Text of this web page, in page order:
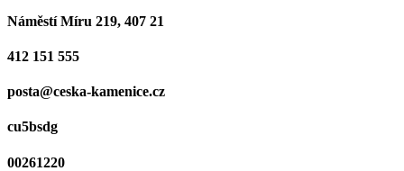
Náměstí Míru 219, 407 21
412 151 555
posta@ceska-kamenice.cz
cu5bsdg
00261220